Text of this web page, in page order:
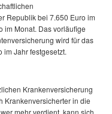
Republik bei 7.650 Euro im
im Monat. Das vorläufige
wird für das
Jahr festgesetzt.
Krankenversicherung
Krankenversicherter in die
mehr verdient, kann sich